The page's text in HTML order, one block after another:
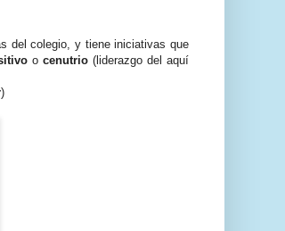
del colegio, y tiene iniciativas que
o cenutrio (liderazgo del aquí
)